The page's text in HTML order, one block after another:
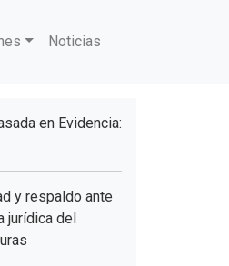
Noticias
en Evidencia:
y respaldo ante
jurídica del